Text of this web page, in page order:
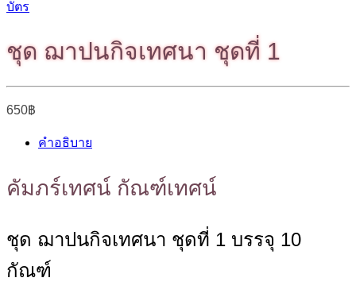
บัตร
ชุด ฌาปนกิจเทศนา ชุดที่ 1
650฿
คำอธิบาย
คัมภร์เทศน์ กัณฑ์เทศน์
ชุด ฌาปนกิจเทศนา ชุดที่ 1 บรรจุ 10
กัณฑ์